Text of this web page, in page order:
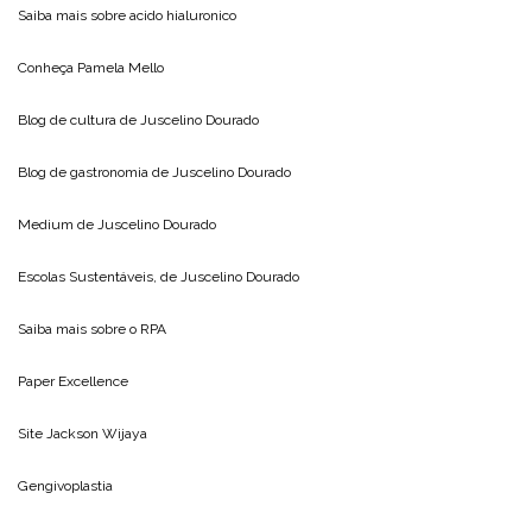
Saiba mais sobre acido hialuronico
Conheça Pamela Mello
Blog de cultura de Juscelino Dourado
Blog de gastronomia de Juscelino Dourado
Medium de Juscelino Dourado
Escolas Sustentáveis, de Juscelino Dourado
Saiba mais sobre o RPA
Paper Excellence
Site Jackson Wijaya
Gengivoplastia